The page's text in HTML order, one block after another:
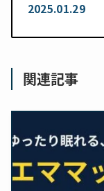
2025.01.29
関連記事